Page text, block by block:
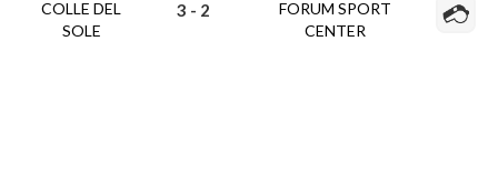
COLLE DEL
SOLE
3 - 2
FORUM SPORT
CENTER